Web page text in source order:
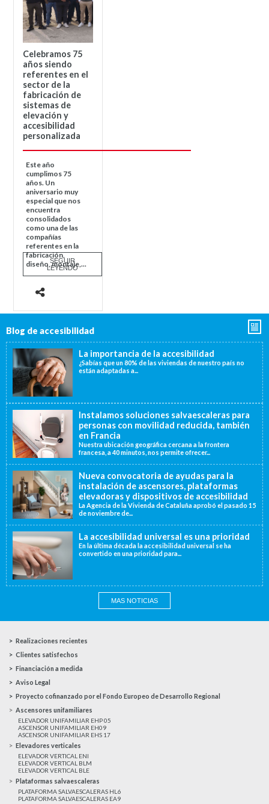
Celebramos 75
años siendo
referentes en el
sector de la
fabricación de
sistemas de
elevación y
accesibilidad
personalizada
Este año
cumplimos 75
años. Un
aniversario muy
especial que nos
encuentra
consolidados
como una de las
compañías
referentes en la
fabricación,
diseño, montaje,...
SEGUIR
LEYENDO
Blog de accesibilidad
La importancia de la accesibilidad
¿Sabías que un 80% de las viviendas de nuestro país no
están adaptadas a...
Instalamos soluciones salvaescaleras para
personas con movilidad reducida, también
en Francia
Nuestra ubicación geográfica cercana a la frontera
francesa, a 40 minutos, nos permite ofrecer...
Nueva convocatoria de ayudas para la
instalación de ascensores, plataformas
elevadoras y dispositivos de accesibilidad
La Agencia de la Vivienda de Cataluña aprobó el pasado 15
de noviembre de...
La accesibilidad universal es una prioridad
En la última década la accesibilidad universal se ha
convertido en una prioridad para...
MAS NOTICIAS
Realizaciones recientes
Clientes satisfechos
Financiación a medida
Aviso Legal
Proyecto cofinanzado por el Fondo Europeo de Desarrollo Regional
Ascensores unifamiliares
ELEVADOR UNIFAMILIAR EHP 05
ASCENSOR UNIFAMILIAR EH09
ASCENSOR UNIFAMILIAR EHS 17
Elevadores verticales
ELEVADOR VERTICAL ENI
ELEVADOR VERTICAL BLM
ELEVADOR VERTICAL BLE
Plataformas salvaescaleras
PLATAFORMA SALVAESCALERAS HL6
PLATAFORMA SALVAESCALERAS EA9